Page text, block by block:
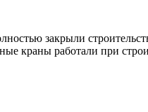
закрыли
краны работали при